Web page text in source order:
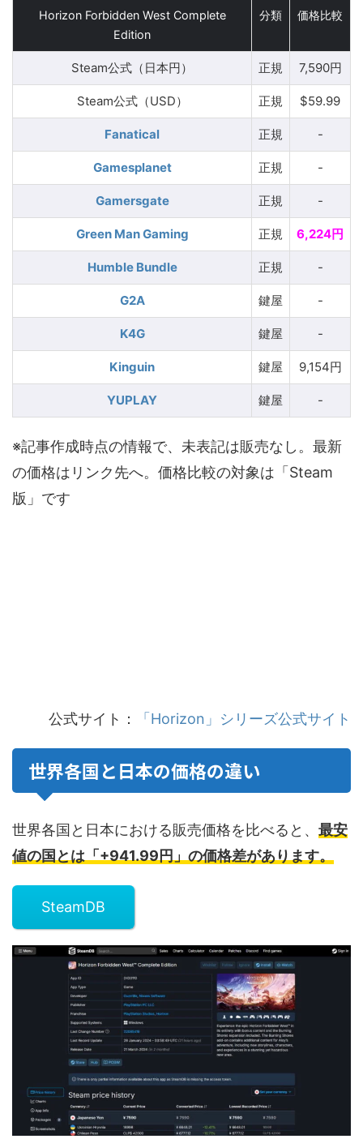
Horizon Forbidden West Complete
Edition
分類 価格比較
Steam公式（日本円） 正規 7,590円
Steam公式（USD） 正規 $59.99
Fanatical 正規 -
Gamesplanet 正規 -
Gamersgate 正規 -
Green Man Gaming 正規 6,224円
Humble Bundle 正規 -
G2A 鍵屋 -
K4G 鍵屋 -
Kinguin 鍵屋 9,154円
YUPLAY 鍵屋 -
※記事作成時点の情報で、未表記は販売なし。最新
の価格はリンク先へ。価格比較の対象は「Steam
版」です
公式サイト： 「Horizon」シリーズ公式サイト
世界各国と日本の価格の違い
世界各国と日本における販売価格を比べると、 最安
値の国とは「+941.99円」の価格差があります。
SteamDB